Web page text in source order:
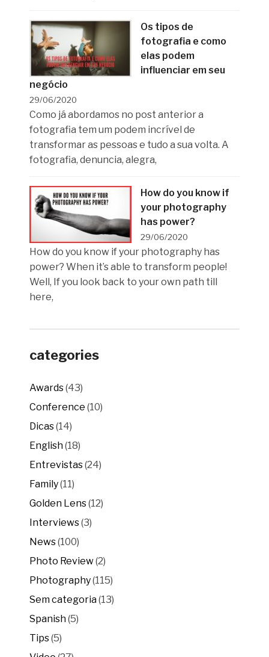
Os tipos de
fotografia e como
elas podem
influenciar em seu
negócio
29/06/2020
Como já abordamos no post anterior a
fotografia tem um podem incrível de
transformar as pessoas e tudo a sua volta. A
fotografia, denuncia, alegra,
How do you know if
your photography
has power?
29/06/2020
How do you know if your photography has
power? When it’s able to transform people!
Well, If you look back to your own path till
here,
categories
Awards(43)
Conference (10)
Dicas(14)
English(18)
Entrevistas(24)
Family(11)
Golden Lens(12)
Interviews(3)
News(100)
Photo Review(2)
Photography(115)
Sem categoria(13)
Spanish(5)
Tips(5)